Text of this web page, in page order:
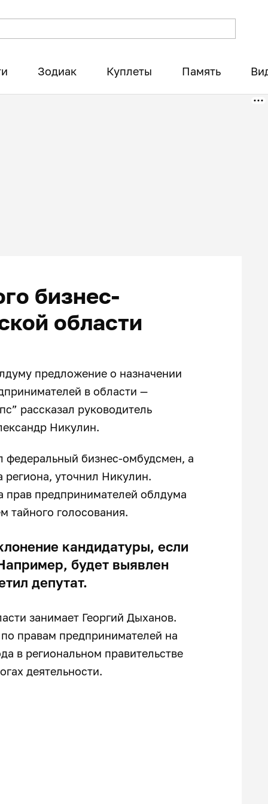
Зодиак Куплеты Память
бизнес-
области
предложение о назначении
в области —
рассказал руководитель
Никулин.
бизнес-омбудсмен, а
уточнил Никулин.
прав предпринимателей облдума
тайного голосования.
кандидатуры, если
будет выявлен
депутат.
занимает Георгий Дыханов.
правам предпринимателей на
в региональном правительстве
деятельности.